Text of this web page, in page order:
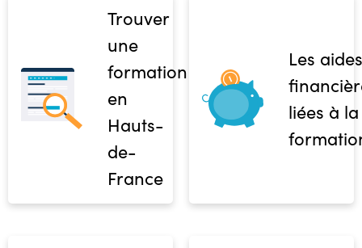
Trouver
une
formation
en
Hauts-
de-
France
Les aides
liées à la